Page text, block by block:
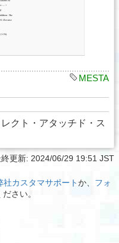
MESTA
クト・アタッチド・ス
更新: 2024/06/29 19:51 JST
社カスタマサポートか、 フォ
さい。